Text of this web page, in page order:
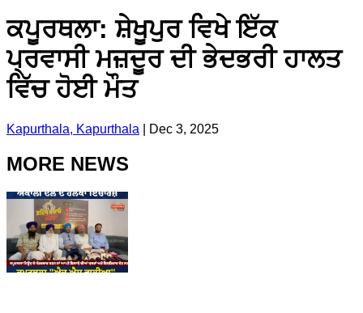
ਕਪੂਰਥਲਾ: ਸ਼ੇਖੂਪੁਰ ਵਿਖੇ ਇੱਕ
ਪ੍ਰਵਾਸੀ ਮਜ਼ਦੂਰ ਦੀ ਭੇਦਭਰੀ ਹਾਲਤ
ਵਿੱਚ ਹੋਈ ਮੌਤ
Kapurthala, Kapurthala Dec 3, 2025
MORE NEWS